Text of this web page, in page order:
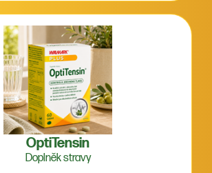
OptiTensin
Doplněk stravy